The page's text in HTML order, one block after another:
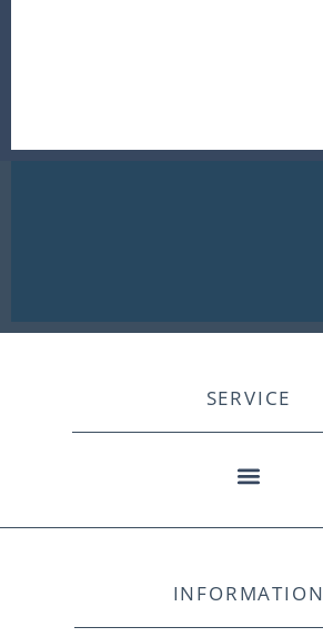
SERVICE
INFORMATION